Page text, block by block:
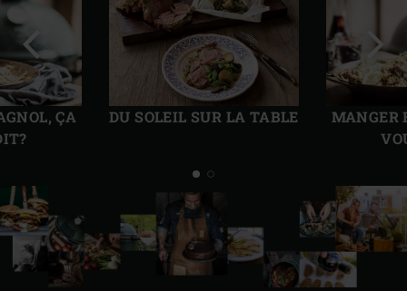
ÇA
DU SOLEIL SUR LA TABLE
MANGER
Diapo
précédente